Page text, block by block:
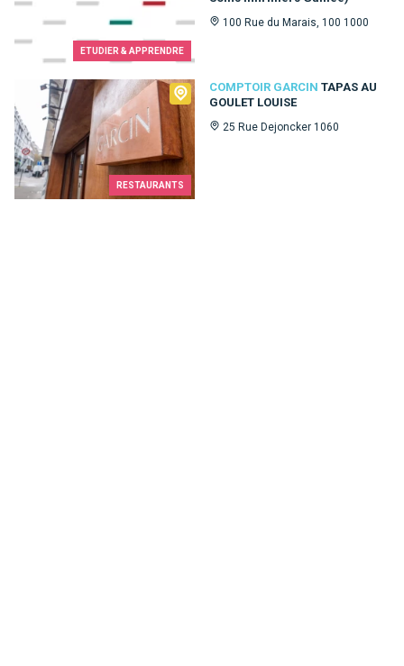
ETUDIER & APPRENDRE
100 Rue du Marais, 100 1000
RESTAURANTS
COMPTOIR GARCIN TAPAS AU
GOULET LOUISE
25 Rue Dejoncker 1060
Comptoir Garcin